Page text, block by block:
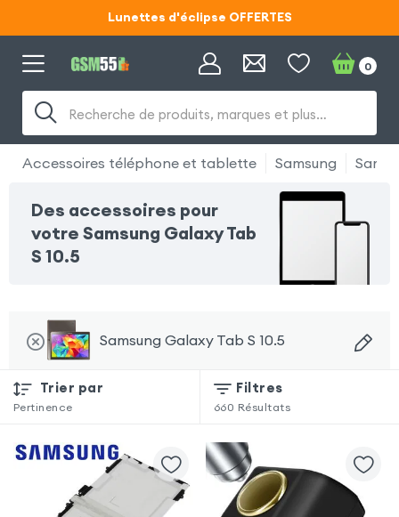
Lunettes d'éclipse OFFERTES
Code ECLIPSE55
Recherche de produits, marques et plus…
0
Accessoires téléphone et tablette Samsung
Des accessoires pour
votre Samsung Galaxy Tab
S 10.5
Samsung Galaxy Tab S 10.5
Trier par
Pertinence
Filtres
660 Résultats